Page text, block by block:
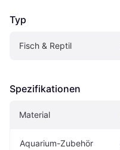
Typ
Fisch & Reptil
Spezifikationen
Material
Aquarium-Zubehör